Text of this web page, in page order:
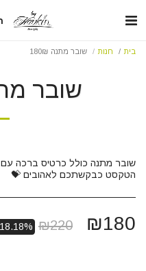
בית חנות שובר מתנה 180₪
שובר מתנה
הטקסט כבקשתכם לאהובים 💝
₪180
₪220